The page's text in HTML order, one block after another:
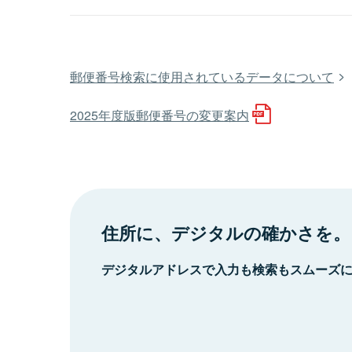
郵便番号検索に使用されているデータについて
2025年度版郵便番号の変更案内
住所に、デジタルの確かさを。
デジタルアドレスで入力も検索もスムーズ